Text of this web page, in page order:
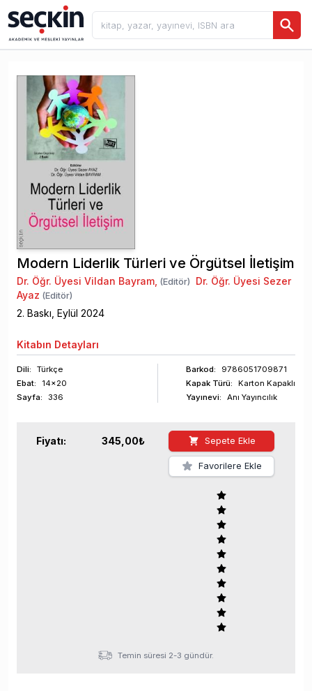
Modern Liderlik Türleri ve Örgütsel İletişim
Dr. Öğr. Üyesi Vildan Bayram, (Editör)
Dr. Öğr. Üyesi Sezer
Ayaz (Editör)
2. Baskı, Eylül 2024
Kitabın Detayları
Dili:
Türkçe
Ebat:
14x20
Sayfa: 336
Barkod:
9786051709871
Kapak Türü:
Karton Kapaklı
Yayınevi:
Anı Yayıncılık
Fiyatı: 345,00₺ Sepete Ekle
Favorilere Ekle
Temin süresi 2-3 gündür.